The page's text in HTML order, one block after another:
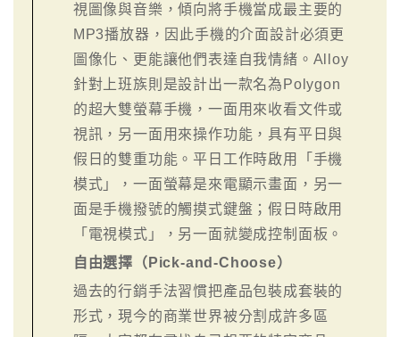
視圖像與音樂，傾向將手機當成最主要的
MP3播放器，因此手機的介面設計必須更
圖像化、更能讓他們表達自我情緒。Alloy
針對上班族則是設計出一款名為Polygon
的超大雙螢幕手機，一面用來收看文件或
視訊，另一面用來操作功能，具有平日與
假日的雙重功能。平日工作時啟用「手機
模式」，一面螢幕是來電顯示畫面，另一
面是手機撥號的觸摸式鍵盤；假日時啟用
「電視模式」，另一面就變成控制面板。
自由選擇（Pick-and-Choose）
過去的行銷手法習慣把產品包裝成套裝的
形式，現今的商業世界被分割成許多區